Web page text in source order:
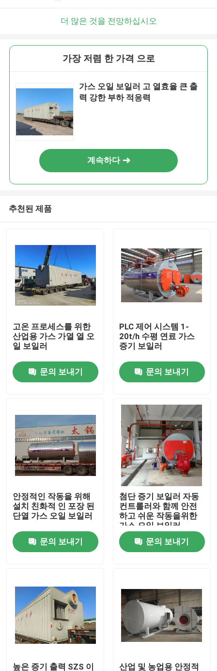
화면
공장 여행
품질 관리
뉴스
인용문을 요구하세요
가스 오일 보일러
더 많은 것을 전망하십시오
가장 저렴 한 가격 으로
가스 오일 보일러 고 열효율 큰 출
력 강한 부하 적응력
계속하다
추천된 제품
고온 프로세스를 위한
산업용 가스 가열 열 오
일 보일러
문의 보내기
PLC 제어 시스템 1-
20t/h 수평 연료 가스
증기 보일러
문의 보내기
안정적인 작동을 위해
설치 친화적 인 포장 된
단열 가스 오일 보일러
문의 보내기
첨단 증기 보일러 자동
컨트롤러와 함께 안전
하고 쉬운 작동을위한
가스 오일 보일러
문의 보내기
높은 증기 출력 SZS 이 산업 및 농업용 안정적